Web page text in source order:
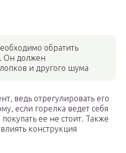
обратить
Он должен
и другого шума
ведь отрегулировать его
если горелка ведет себя
ее не стоит. Также
конструкция